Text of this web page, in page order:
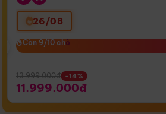
26/08
Còn 9/10 chỗ
Còn 9/10 chỗ
13.999.000đ -14%
11.999.000đ